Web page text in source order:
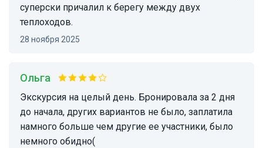
суперски причалил к берегу между двух
теплоходов.
28 ноября 2025
ольга
Экскурсия на целый день. Бронировала за 2 дня
до начала, других вариантов не было, заплатила
намного больше чем другие ее участники, было
немного обидно(